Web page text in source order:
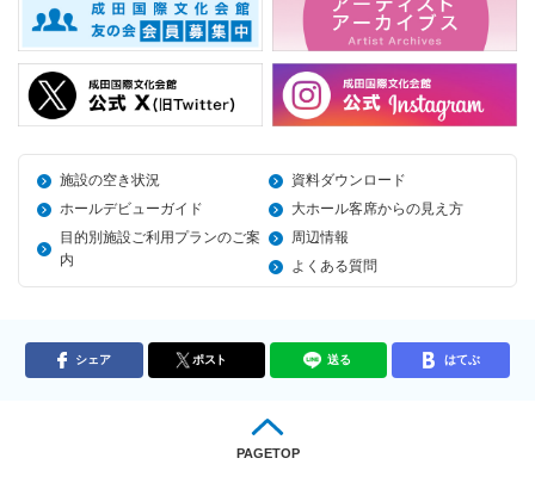
施設の空き状況
資料ダウンロード
ホールデビューガイド
大ホール客席からの見え方
目的別施設ご利用プランのご案
内
周辺情報
よくある質問
シェア ポスト 送る はてぶ
PAGETOP